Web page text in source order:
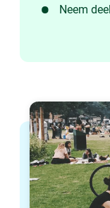
Neem